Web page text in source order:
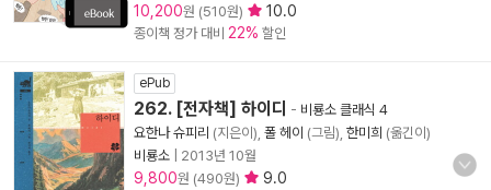
10,200원 (510원) 10.0
종이책 정가 대비 22% 할인
ePub
262. [전자책] 하이디 - 비룡소 클래식 4
요한나 슈피리 (지은이), 폴 헤이 (그림), 한미희 (옮긴이)
비룡소
2013년 10월
9,800원 (490원) 9.0